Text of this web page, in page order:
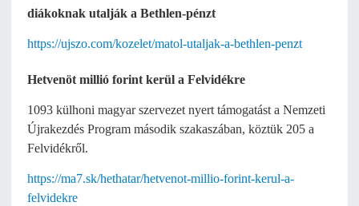
diákoknak utalják a Bethlen-pénzt
https://ujszo.com/kozelet/matol-utaljak-a-bethlen-penzt
Hetvenöt millió forint kerül a Felvidékre
1093 külhoni magyar szervezet nyert támogatást a Nemzeti
Újrakezdés Program második szakaszában, köztük 205 a
Felvidékről.
https://ma7.sk/hethatar/hetvenot-millio-forint-kerul-a-
felvidekre